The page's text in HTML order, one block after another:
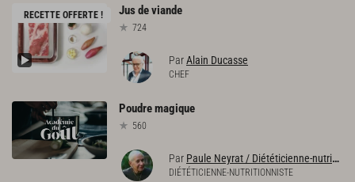
RECETTE OFFERTE ! Jusdeviande
724
ParAlain Ducasse
CHEF
Poudremagique
560
Par Paule Neyrat / Diététicienne-nutritionniste
DIÉTÉTICIENNE-NUTRITIONNISTE